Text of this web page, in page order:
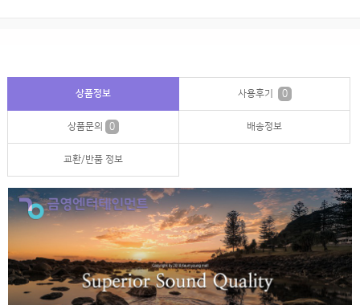
상품정보 사용후기 0
상품문의 0 배송정보
교환/반품 정보